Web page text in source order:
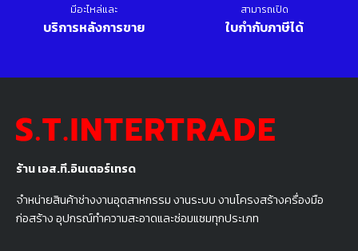
ร้าน เอส.ที.อินเตอร์เทรด
จำหน่ายสินค้าช่างงานอุตสาหกรรม งานระบบ งานโครงสร้างครื่องมือ
ก่อสร้าง อุปกรณ์ทำความสะอาดและซ่อมแซมทุกประเภท
มีอะไหล่และ
บริการหลังการขาย
สามารถเปิด
ใบกำกับภาษีได้